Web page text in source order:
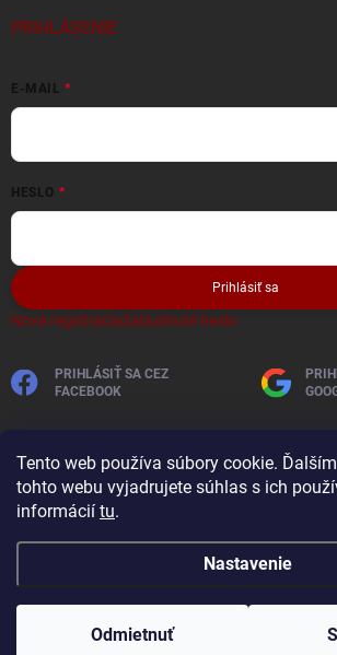
Tento web používa súbory cookie.
tohto webu vyjadrujete súhlas s ich
informácií tu.
Nastavenie
Odmietnuť
PRIHLÁSENIE
E-MAIL
HESLO
Prihlásiť sa
Nová registráciaZabudnuté heslo
PRIHLÁSIŤ SA CEZ
FACEBOOK
AutobaterieSkladom. Všetky